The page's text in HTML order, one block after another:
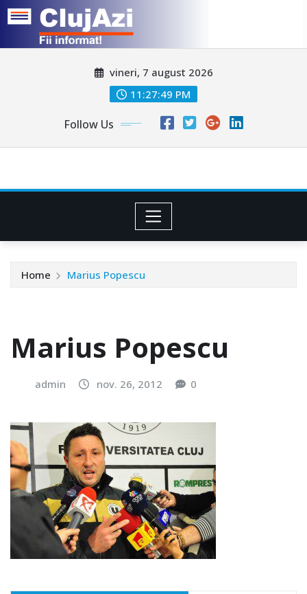
vineri, 7 august 2026
11:27:51 PM
Follow Us
Home Marius Popescu
Marius Popescu
admin nov. 26, 2012 0